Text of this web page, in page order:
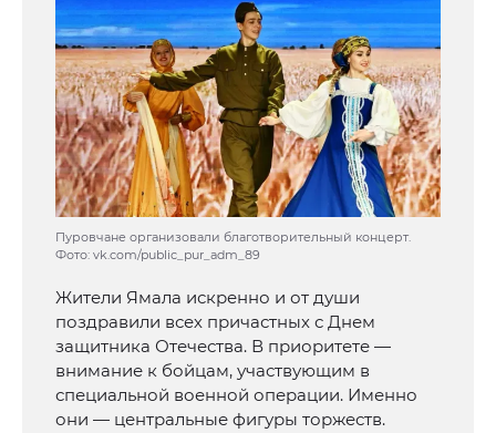
Пуровчане организовали благотворительный концерт.
Фото: vk.com/public_pur_adm_89
Жители Ямала искренно и от души
поздравили всех причастных с Днем
защитника Отечества. В приоритете —
внимание к бойцам, участвующим в
специальной военной операции. Именно
они — центральные фигуры торжеств.